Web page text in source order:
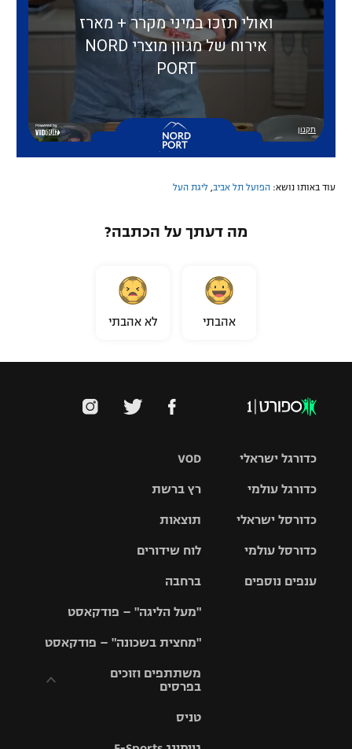
עוד באותו נושא: הפועל תל אביב, ליגת העל
מה דעתך על הכתבה?
אהבתי לא אהבתי
VOD
רץ ברשת
תוצאות
לוח שידורים
ברחבה
"מעל הליגה" – פודקאסט
"מחצית בשכונה" – פודקאסט
משתתפים וזוכים
בפרסים
וזוכים בפרסים
טניס
כדורגל ישראלי
גביע הטוטו
כדורגל עולמי
האלופות
ליגה
כדורסל ישראלי
סל
כדורסל עולמי
ענפים נוספים